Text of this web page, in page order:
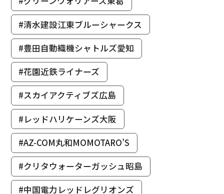
#清水建設江東ブルーシャークス
#豊田自動織機シャトルズ愛知
#花園近鉄ライナーズ
#スカイアクティブズ広島
#レッドハリケーンズ大阪
#AZ-COM丸和MOMOTARO’S
#クリタウォーターガッシュ昭島
#中国電力レッドレグリオンズ